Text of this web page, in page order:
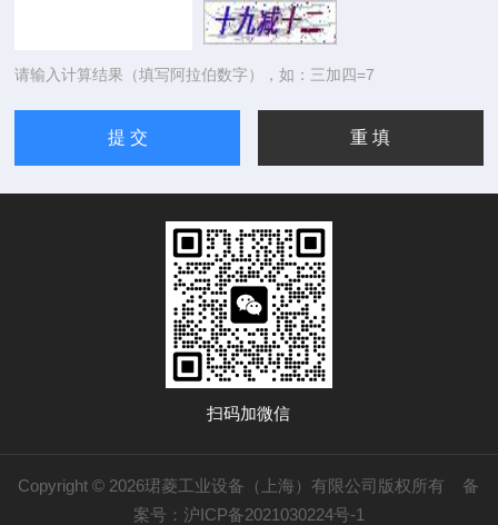
请输入计算结果（填写阿拉伯数字），如：三加四=7
扫码加微信
Copyright © 2026珺菱工业设备（上海）有限公司版权所有 备
案号：沪ICP备2021030224号-1